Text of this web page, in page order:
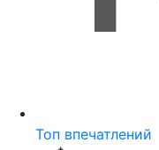
Топ впечатлений